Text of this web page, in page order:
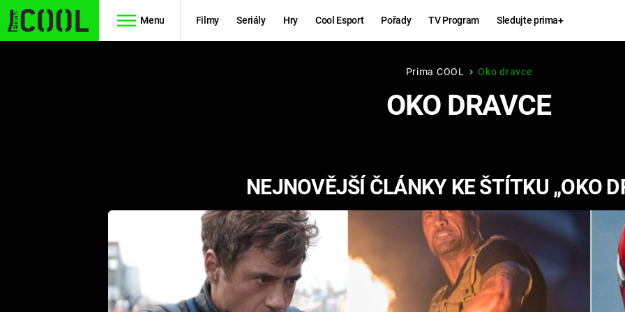
Menu Filmy Seriály Hry Cool Esport Pořady TV Program Sledujte prima+
FUTURAMA
RYCHLE A
ZBĚSILE 10
PREDÁTOR
Hry
KINGDOM
COME:
DELIVERANCE
ESPORT
CHUCK
NORRIS
Prima COOL Oko dravce
OKO DRAVCE
NEJNOVĚJŠÍ ČLÁNKY KE ŠTÍTKU „OKO